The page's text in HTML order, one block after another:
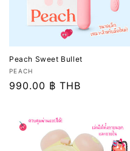
Peach Sweet Bullet
เวน
เด
PEACH
ราคา
990.00 ฿ THB